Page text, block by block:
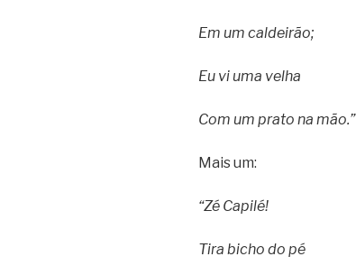
Em um caldeirão;
Eu vi uma velha
Com um prato na mão.”
Mais um:
“Zé Capilé!
Tira bicho do pé